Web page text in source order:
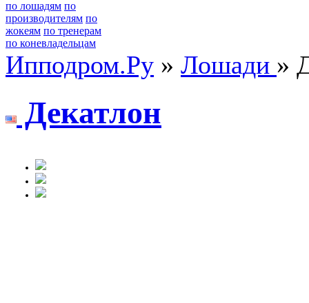
по лошадям по
производителям по
жокеям по тренерам
по коневладельцам
Ипподром.Ру » Лошади »
Дeкатлoн